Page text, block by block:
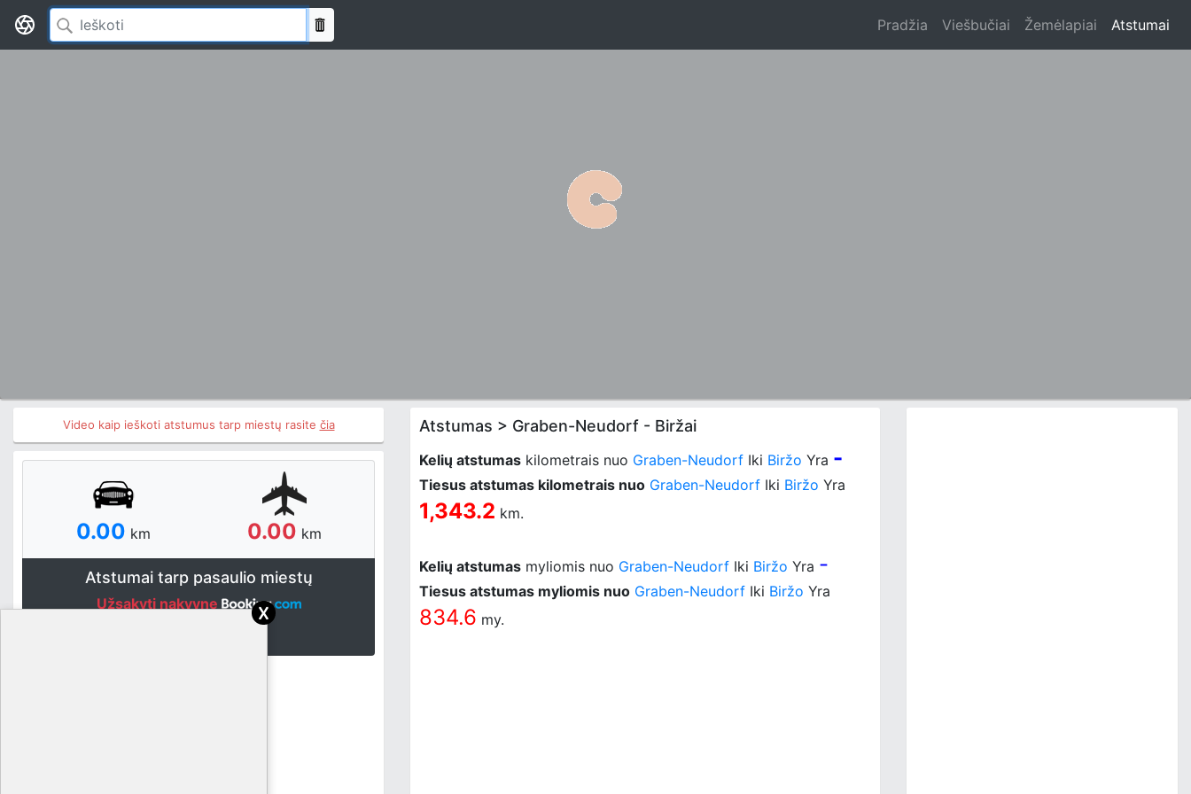
Pradžia Viešbučiai Žemėlapiai Atstumai
Video kaip ieškoti atstumus tarp miestų rasite čia
0.00 km 0.00 km
Atstumai tarp pasaulio miestų
Užsakyti nakvynę
Atstumas > Graben-Neudorf - Biržai
Kelių atstumas kilometrais nuo Graben-Neudorf Iki Biržo Yra -
Tiesus atstumas kilometrais nuo Graben-Neudorf Iki Biržo Yra
1,343.2 km.
Kelių atstumas myliomis nuo Graben-Neudorf Iki Biržo Yra -
Tiesus atstumas myliomis nuo Graben-Neudorf Iki Biržo Yra
834.6 my.
x